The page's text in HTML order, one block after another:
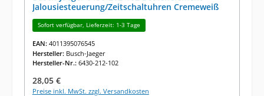
Jalousiesteuerung/Zeitschaltuhren Cremeweiß
Sofort verfügbar, Lieferzeit: 1-3 Tage
EAN: 4011395076545
Hersteller: Busch-Jaeger
Hersteller-Nr.: 6430-212-102
Regulärer Preis:
28,05 €
Preise inkl. MwSt. zzgl. Versandkosten